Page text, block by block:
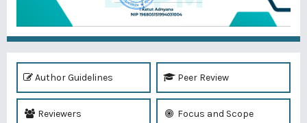
Author Guidelines Peer Review
Reviewers Focus and Scope